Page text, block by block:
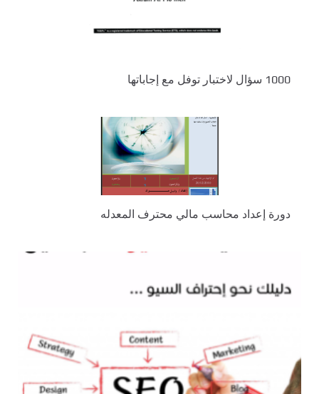
1000 سؤال لاختبار توفل مع إجاباتها
دورة إعداد محاسب مالي محترف المعدله